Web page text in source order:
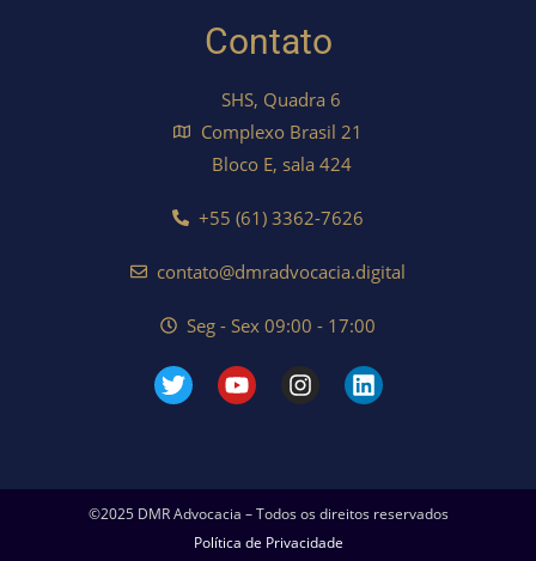
Contato
SHS, Quadra 6
Complexo Brasil 21
Bloco E, sala 424
+55 (61) 3362-7626
contato@dmradvocacia.digital
Seg - Sex 09:00 - 17:00
©2025 DMR Advocacia – Todos os direitos reservados
Política de Privacidade